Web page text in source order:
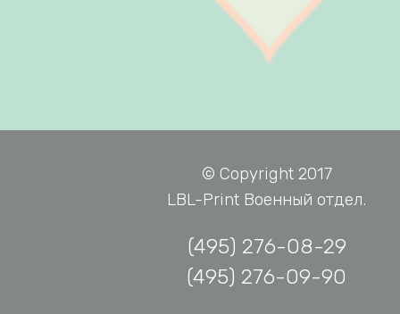
© Copyright 2017
LBL-Print Военный отдел.
(495) 276-08-29
(495) 276-09-90